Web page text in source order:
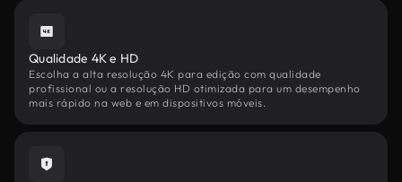
Qualidade 4K e HD
Escolha a alta resolução 4K para edição com qualidade
profissional ou a resolução HD otimizada para um desempenho
mais rápido na web e em dispositivos móveis.